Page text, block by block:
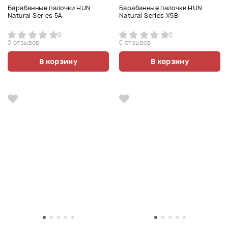
Барабанные палочки HUN
Natural Series 5A
0
0 отзывов
В корзину
Барабанные палочки HUN
Natural Series X5B
0
0 отзывов
В корзину